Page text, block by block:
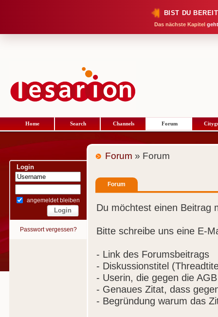
BIST DU
Das nächste Kapitel
Home Search Channels Forum
Login
angemeldet bleiben
Passwort vergessen?
Forum » Forum
Forum
Du möchtest einen Beitrag
Bitte schreibe uns eine E-
- Link des Forumsbeitrags
- Diskussionstitel
- Userin, die gegen die
- Genaues Zitat, dass
- Begründung warum das